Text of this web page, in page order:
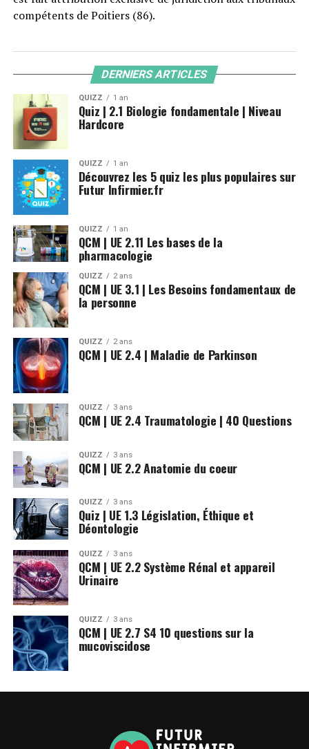
compétents de Poitiers (86).
DERNIERS ARTICLES
QUIZZ 1 an
Quiz | 2.1 Biologie fondamentale | Niveau
Hardcore
QUIZZ 1 an
Découvrez les 5 quiz les plus populaires sur
Futur Infirmier.fr
QUIZZ 1 an
QCM | UE 2.11 Les bases de la
pharmacologie
QUIZZ 2 ans
QCM | UE 3.1 | Les Besoins fondamentaux de
la personne
QUIZZ 2 ans
QCM | UE 2.4 | Maladie de Parkinson
QUIZZ 3 ans
QCM | UE 2.4 Traumatologie | 40 Questions
QUIZZ 3 ans
QCM | UE 2.2 Anatomie du coeur
QUIZZ 3 ans
Quiz | UE 1.3 Législation, Éthique et
Déontologie
QUIZZ 3 ans
QCM | UE 2.2 Système Rénal et appareil
Urinaire
QUIZZ 3 ans
QCM | UE 2.7 S4 10 questions sur la
mucoviscidose